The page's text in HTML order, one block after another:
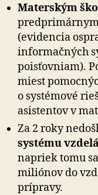
Materským
(evidencia
informačných
poisťovniam).
miest
o systémové
asistentov v
Za 2 roky
systému
napriek tomu
miliónov do
prípravy.